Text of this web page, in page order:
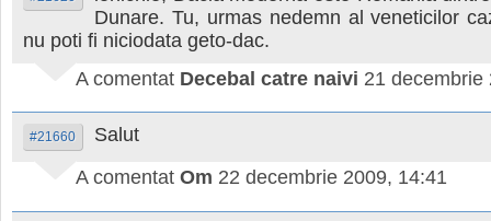
Dunare. Tu, urmas nedemn al veneticilor
nu poti fi niciodata geto-dac.
A comentat Decebal catre naivi 21 decembrie
#21660
Salut
A comentat Om 22 decembrie 2009, 14:41